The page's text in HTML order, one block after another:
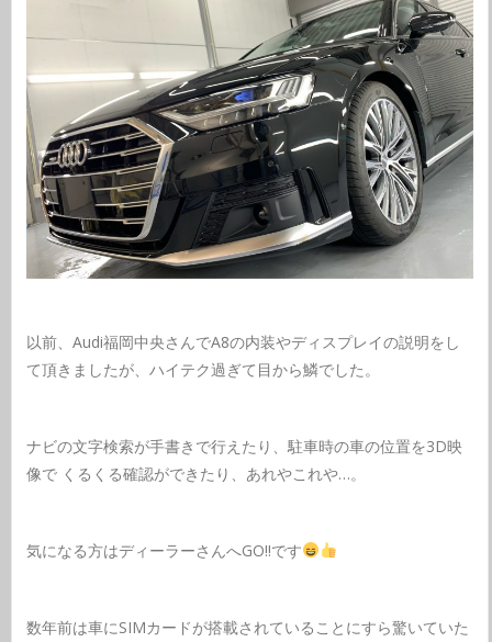
以前、Audi福岡中央さんでA8の内装やディスプレイの説明をし
て頂きましたが、ハイテク過ぎて目から鱗でした。
ナビの文字検索が手書きで行えたり、駐車時の車の位置を3D映
像で くるくる確認ができたり、あれやこれや…。
気になる方はディーラーさんへGO‼︎です
数年前は車にSIMカードが搭載されていることにすら驚いていた